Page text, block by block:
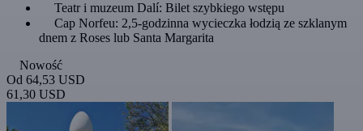
Teatr i muzeum Dalí: Bilet szybkiego wstępu
Cap Norfeu: 2,5-godzinna wycieczka łodzią ze szklanym
dnem z Roses lub Santa Margarita
Nowość
Od 64,53 USD
61,30 USD